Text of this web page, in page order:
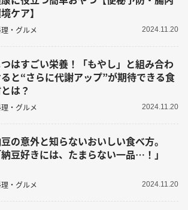
ケア】
・グルメ 2024.11.20
つはすごい栄養！「もやし」と組み合わ
と“さらに代謝アップ”が期待できる食
は？
・グルメ 2024.11.20
の意外と知らないおいしい食べ方。
納豆好きには、たまらない一品…！」
・グルメ 2024.11.20